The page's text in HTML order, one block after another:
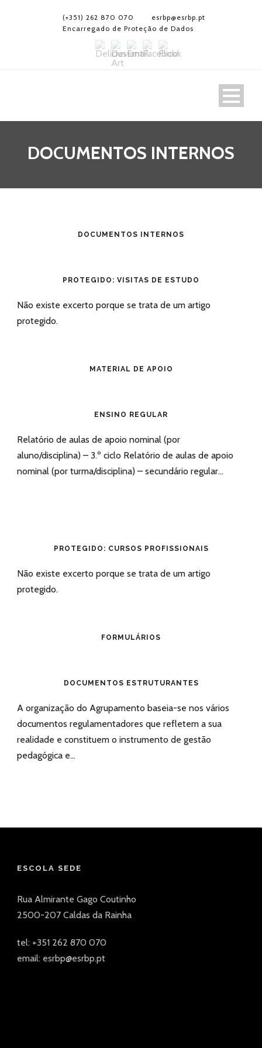
(+351) 262 870 070
esrbp@esrbp.pt
Encarregado de Proteção de Dados
DOCUMENTOS INTERNOS
DOCUMENTOS INTERNOS
PROTEGIDO: VISITAS DE ESTUDO
Não existe excerto porque se trata de um artigo
protegido.
MATERIAL DE APOIO
ENSINO REGULAR
Relatório de aulas de apoio nominal (por
aluno/disciplina) – 3.º ciclo Relatório de aulas de apoio
nominal (por turma/disciplina) – secundário regular...
PROTEGIDO: CURSOS PROFISSIONAIS
Não existe excerto porque se trata de um artigo
protegido.
FORMULÁRIOS
DOCUMENTOS ESTRUTURANTES
A organização do Agrupamento baseia-se nos vários
documentos regulamentadores que refletem a sua
realidade e constituem o instrumento de gestão
pedagógica e...
ESCOLA SEDE
Rua Almirante Gago Coutinho
2500-207 Caldas da Rainha
tel: +351 262 870 070
email: esrbp@esrbp.pt